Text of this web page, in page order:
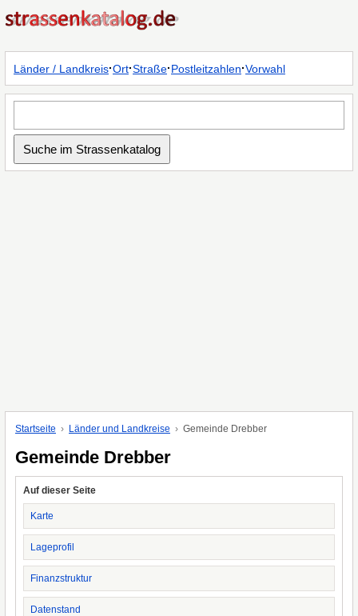
Länder / Landkreis·Ort·Straße·Postleitzahlen·Vorwahl
Startseite Länder und Landkreise Gemeinde Drebber
Gemeinde Drebber
Auf dieser Seite
Karte
Lageprofil
Finanzstruktur
Datenstand